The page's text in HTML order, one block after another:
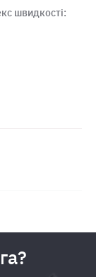
швидкості: